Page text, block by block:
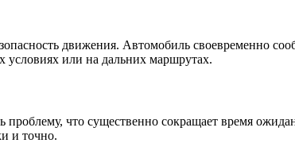
движения. Автомобиль своевременно
или на дальних маршрутах.
что существенно сокращает время
и точно.